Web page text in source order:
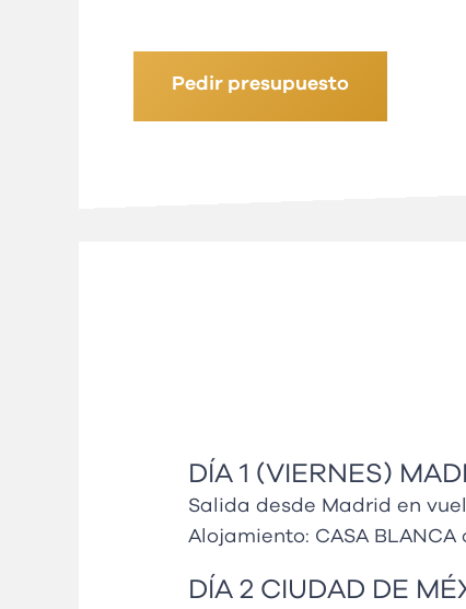
Pedir presupuesto
DÍA 1 (VIERNES)
Salida desde Madrid en
Alojamiento: CASA BLANCA
DÍA 2 CIUDAD DE